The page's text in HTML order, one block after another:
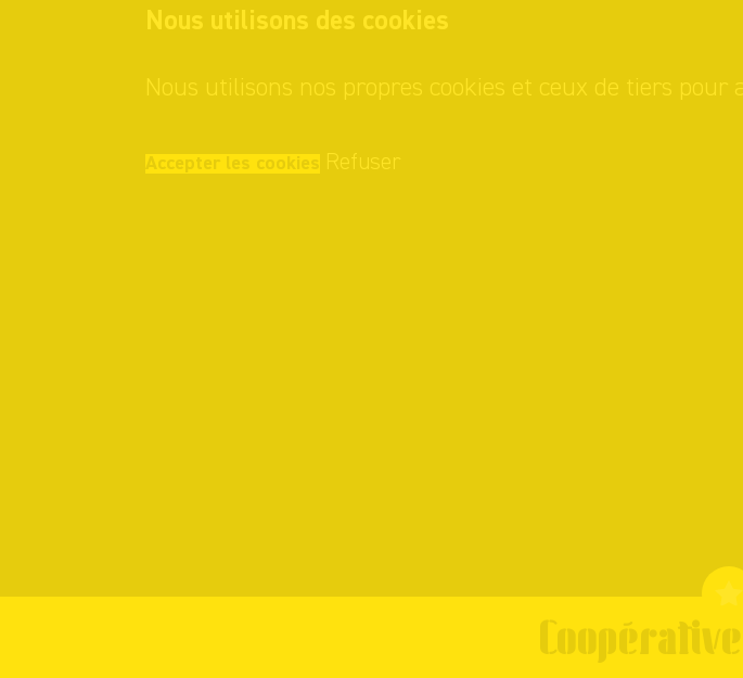
Nous utilisons des cookies
Nous utilisons nos propres cookies et ceux de tiers
Accepter les cookies Refuser